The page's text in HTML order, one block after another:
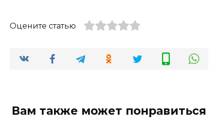
Оцените статью
Вам также может понравиться